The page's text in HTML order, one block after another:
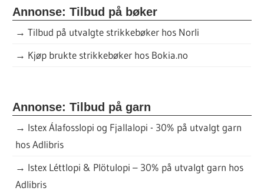
Annonse: Tilbud på bøker
→Tilbud på utvalgte strikkebøker hos Norli
→ Kjøp brukte strikkebøker hos Bokia.no
Annonse: Tilbud på garn
→ Istex Álafosslopi og Fjallalopi - 30% på utvalgt garn
hos Adlibris
→ Istex Léttlopi & Plötulopi – 30% på utvalgt garn hos
Adlibris